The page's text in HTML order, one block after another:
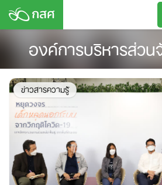
Skip
content องค์การบริหารส่วน
ข่าวสารความรู้